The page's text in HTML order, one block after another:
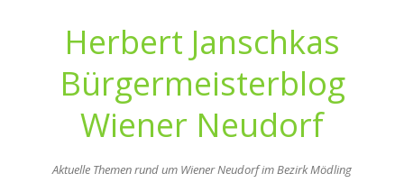
Herbert Janschkas
Bürgermeisterblog
Wiener Neudorf
Aktuelle Themen rund um Wiener Neudorf im Bezirk Mödling